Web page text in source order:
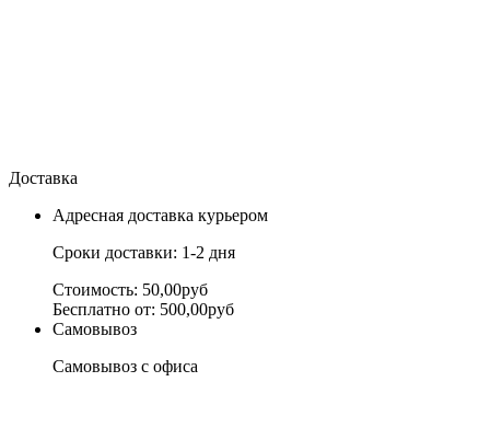
Доставка
Адресная доставка курьером
Сроки доставки: 1-2 дня
Стоимость: 50,00руб
Бесплатно от: 500,00руб
Самовывоз
Самовывоз с офиса